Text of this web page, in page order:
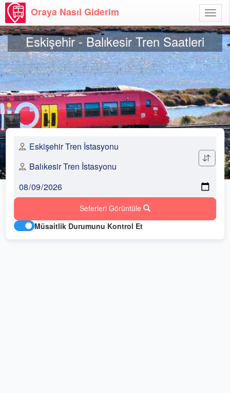
Aç
Oraya Nasıl Giderim
Eskişehir - Balıkesir Tren Saatleri
Seferleri Görüntüle
Müsaitlik Durumunu Kontrol Et